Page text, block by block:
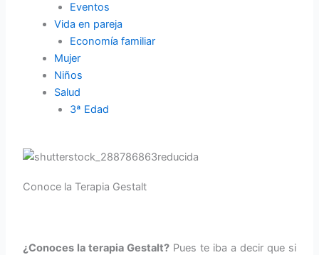
Eventos
Vida en pareja
Economía familiar
Mujer
Niños
Salud
3ª Edad
Conoce la Terapia Gestalt
¿Conoces la terapia Gestalt? Pues te iba a decir que si